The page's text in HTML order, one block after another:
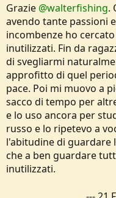
Grazie @walterfishing.
avendo tante passioni
incombenze ho
inutilizzati. Fin da
di svegliarmi
approfitto di quel
pace. Poi mi muovo a
sacco di tempo per
e lo uso ancora per
russo e lo ripetevo a
l'abitudine di guardare
che a ben guardare
inutilizzati.